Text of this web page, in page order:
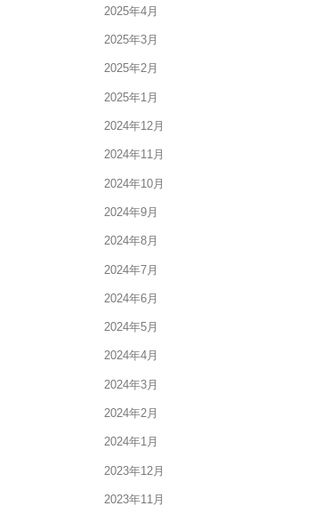
2025年4月
2025年3月
2025年2月
2025年1月
2024年12月
2024年11月
2024年10月
2024年9月
2024年8月
2024年7月
2024年6月
2024年5月
2024年4月
2024年3月
2024年2月
2024年1月
2023年12月
2023年11月